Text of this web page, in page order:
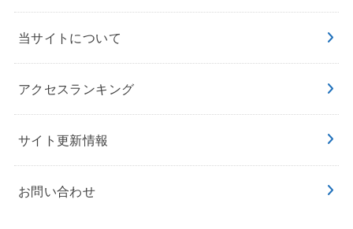
当サイトについて
アクセスランキング
サイト更新情報
お問い合わせ